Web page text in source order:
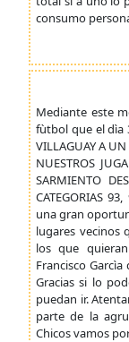
consumo
Mediante este
fùtbol que el dìa
VILLAGUAY A UN
NUESTROS
SARMIENTO
CATEGORIAS
una gran
lugares vecinos
los que
Francisco
Gracias si lo
puedan ir.
parte de la
Chicos vamos